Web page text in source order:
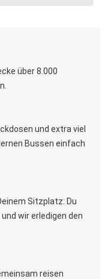
über 8.000
und extra viel
Bussen einfach
Sitzplatz: Du
wir erledigen den
reisen